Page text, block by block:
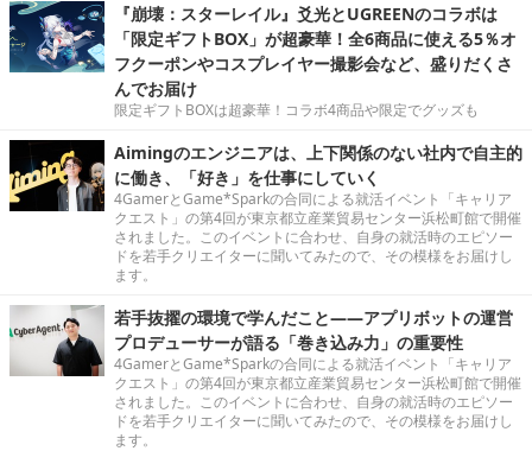
『崩壊：スターレイル』爻光とUGREENのコラボは
「限定ギフトBOX」が超豪華！全6商品に使える5％オ
フクーポンやコスプレイヤー撮影会など、盛りだくさ
んでお届け
限定ギフトBOXは超豪華！コラボ4商品や限定でグッズも
Aimingのエンジニアは、上下関係のない社内で自主的
に働き、「好き」を仕事にしていく
4GamerとGame*Sparkの合同による就活イベント「キャリア
クエスト」の第4回が東京都立産業貿易センター浜松町館で開催
されました。このイベントに合わせ、自身の就活時のエピソー
ドを若手クリエイターに聞いてみたので、その模様をお届けし
ます。
若手抜擢の環境で学んだこと――アプリボットの運営
プロデューサーが語る「巻き込み力」の重要性
4GamerとGame*Sparkの合同による就活イベント「キャリア
クエスト」の第4回が東京都立産業貿易センター浜松町館で開催
されました。このイベントに合わせ、自身の就活時のエピソー
ドを若手クリエイターに聞いてみたので、その模様をお届けし
ます。